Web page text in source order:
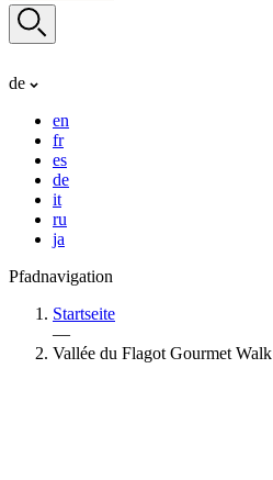
de
en
fr
es
de
it
ru
ja
Pfadnavigation
Startseite
—
Vallée du Flagot Gourmet Walk